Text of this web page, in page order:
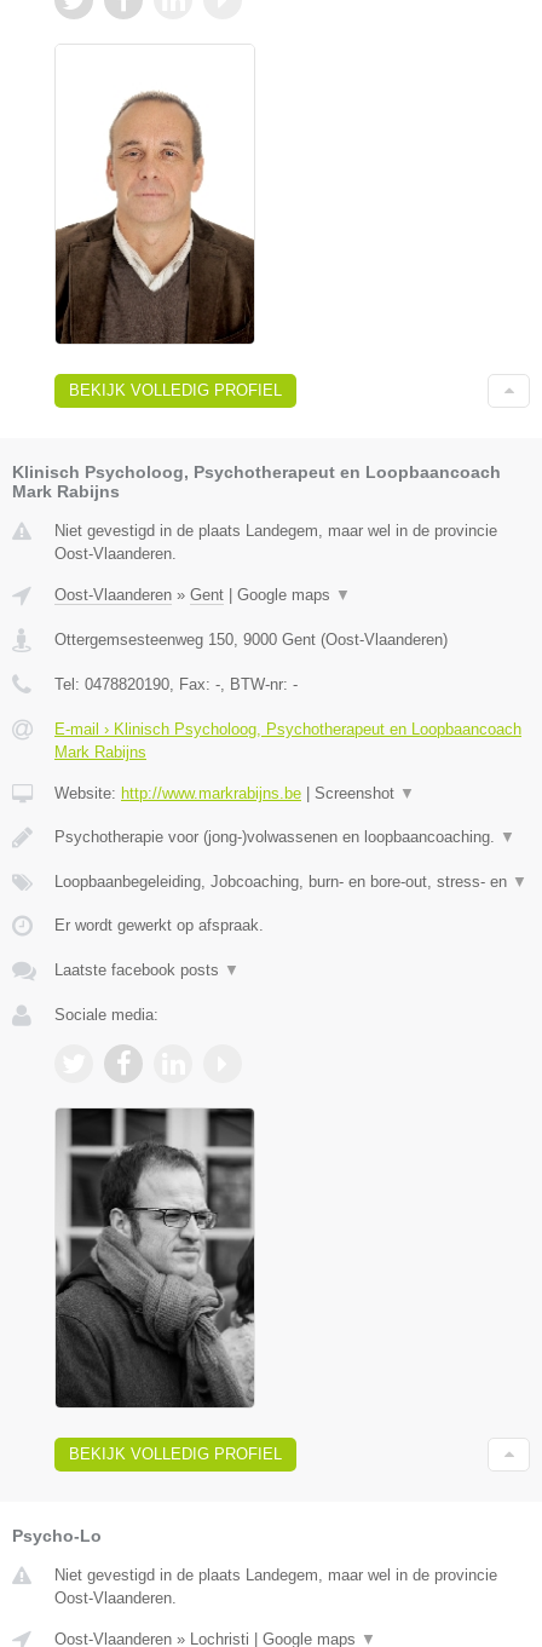
BEKIJK VOLLEDIG PROFIEL
Klinisch Psycholoog, Psychotherapeut en Loopbaancoach
Mark Rabijns
Niet gevestigd in de plaats Landegem, maar wel in de provincie
Oost-Vlaanderen.
Oost-Vlaanderen » Gent Google maps ▼
Ottergemsesteenweg 150, 9000 Gent (Oost-Vlaanderen)
Tel: 0478820190, Fax: -, BTW-nr: -
E-mail › Klinisch Psycholoog, Psychotherapeut en Loopbaancoach
Mark Rabijns
Website: http://www.markrabijns.be Screenshot ▼
Psychotherapie voor (jong-)volwassenen en loopbaancoaching. ▼
Loopbaanbegeleiding, Jobcoaching, burn- en bore-out, stress- en ▼
Er wordt gewerkt op afspraak.
Laatste facebook posts ▼
Sociale media:
BEKIJK VOLLEDIG PROFIEL
Psycho-Lo
Niet gevestigd in de plaats Landegem, maar wel in de provincie
Oost-Vlaanderen.
Oost-Vlaanderen » Lochristi Google maps ▼